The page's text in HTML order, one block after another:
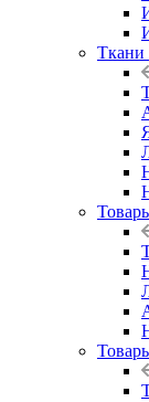
Ткани